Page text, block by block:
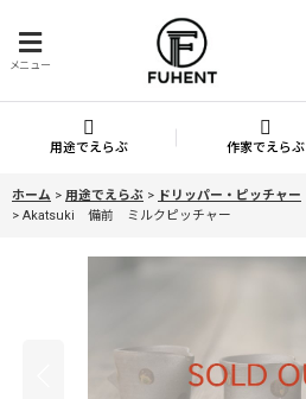
メニュー
用途でえらぶ 作家でえらぶ
ホーム > 用途でえらぶ > ドリッパー・ピッチャー
> Akatsuki 備前 ミルクピッチャー